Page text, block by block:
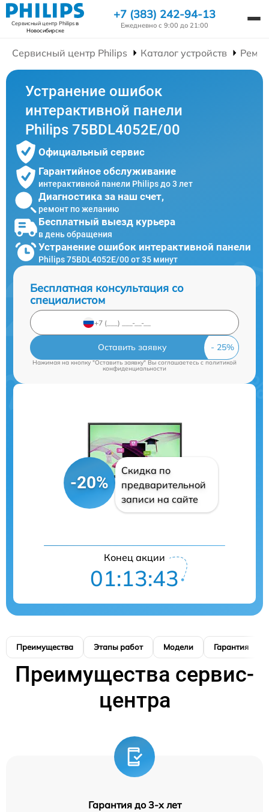
Сервисный центр Philipsв
Новосибирске
+7 (383) 242-94-13
Ежедневно с 9:00 до 21:00
Сервисный центр Philips Каталог устройств
Устранение ошибок
интерактивной панели
Philips 75BDL4052E/00
Официальный сервис
Гарантийное обслуживание
интерактивной панели Philips до 3 лет
Диагностика за наш счет,
ремонт по желанию
Бесплатный выезд курьера
в день обращения
Устранение ошибок интерактивной панели
Philips 75BDL4052E/00 от 35 минут
Бесплатная консультация со
специалистом
Оставить заявку
Нажимая на кнопку "Оставить заявку" Вы соглашаетесь c политикой
конфиденциальности
-20%
Скидка по
предварительной
записи на сайте
Конец акции
01:13:42
Преимущества Этапы работ Модели Гарантия
Преимущества сервис-
центра
Гарантия до 3-х лет